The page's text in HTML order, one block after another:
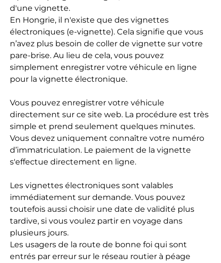
d'une vignette.
En Hongrie, il n'existe que des vignettes
électroniques (e-vignette). Cela signifie que vous
n’avez plus besoin de coller de vignette sur votre
pare-brise. Au lieu de cela, vous pouvez
simplement enregistrer votre véhicule en ligne
pour la vignette électronique.
Vous pouvez enregistrer votre véhicule
directement sur ce site web. La procédure est très
simple et prend seulement quelques minutes.
Vous devez uniquement connaître votre numéro
d’immatriculation. Le paiement de la vignette
s'effectue directement en ligne.
Les vignettes électroniques sont valables
immédiatement sur demande. Vous pouvez
toutefois aussi choisir une date de validité plus
tardive, si vous voulez partir en voyage dans
plusieurs jours.
Les usagers de la route de bonne foi qui sont
entrés par erreur sur le réseau routier à péage